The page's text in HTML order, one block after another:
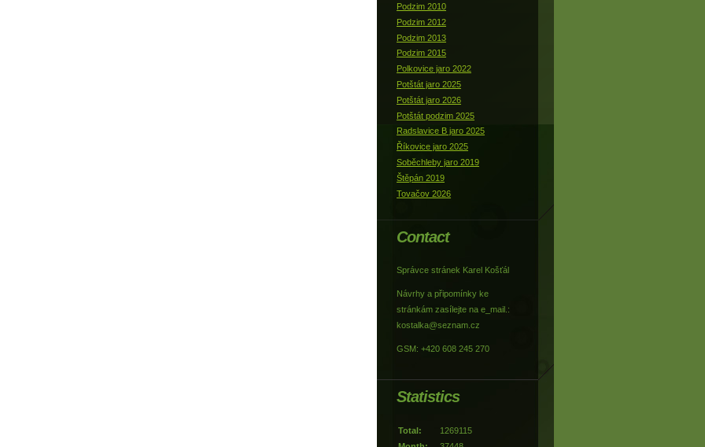
Podzim 2010
Podzim 2012
Podzim 2013
Podzim 2015
Polkovice jaro 2022
Potštát jaro 2025
Potštát jaro 2026
Potštát podzim 2025
Radslavice B jaro 2025
Říkovice jaro 2025
Soběchleby jaro 2019
Štěpán 2019
Tovačov 2026
Contact
Správce stránek Karel Košťál
Návrhy a připomínky ke
stránkám zasílejte na e_mail.:
kostalka@seznam.cz
GSM: +420 608 245 270
Statistics
Total:
1269115